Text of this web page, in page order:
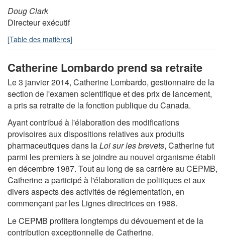
Doug Clark
Directeur exécutif
[Table des matières]
Catherine Lombardo prend sa retraite
Le 3 janvier 2014, Catherine Lombardo, gestionnaire de la
section de l'examen scientifique et des prix de lancement,
a pris sa retraite de la fonction publique du Canada.
Ayant contribué à l'élaboration des modifications
provisoires aux dispositions relatives aux produits
pharmaceutiques dans laLoi sur les brevets, Catherine fut
parmi les premiers à se joindre au nouvel organisme établi
en décembre 1987. Tout au long de sa carrière au CEPMB,
Catherine a participé à l'élaboration de politiques et aux
divers aspects des activités de réglementation, en
commençant par les Lignes directrices en 1988.
Le CEPMB profitera longtemps du dévouement et de la
contribution exceptionnelle de Catherine.